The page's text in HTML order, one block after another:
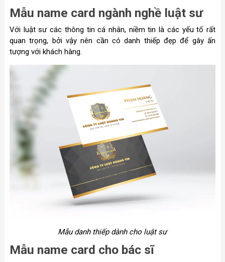
Mẫu name card ngành nghề luật sư
Với luật sư các thông tin cá nhân, niềm tin là các yếu tố rất
quan trọng, bởi vậy nên cần có danh thiếp đẹp để gây ấn
tượng với khách hàng.
Mẫu danh thiếp dành cho luật sư
Mẫu name card cho bác sĩ